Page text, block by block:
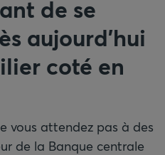
de se
aujourd’hui
coté en
vous attendez pas à des
de la Banque centrale